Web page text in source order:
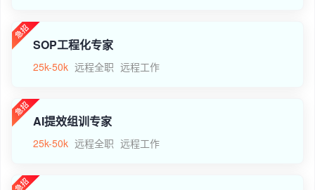
SOP工程化专家
25k-50k 远程全职 远程工作
AI提效组训专家
25k-50k 远程全职 远程工作